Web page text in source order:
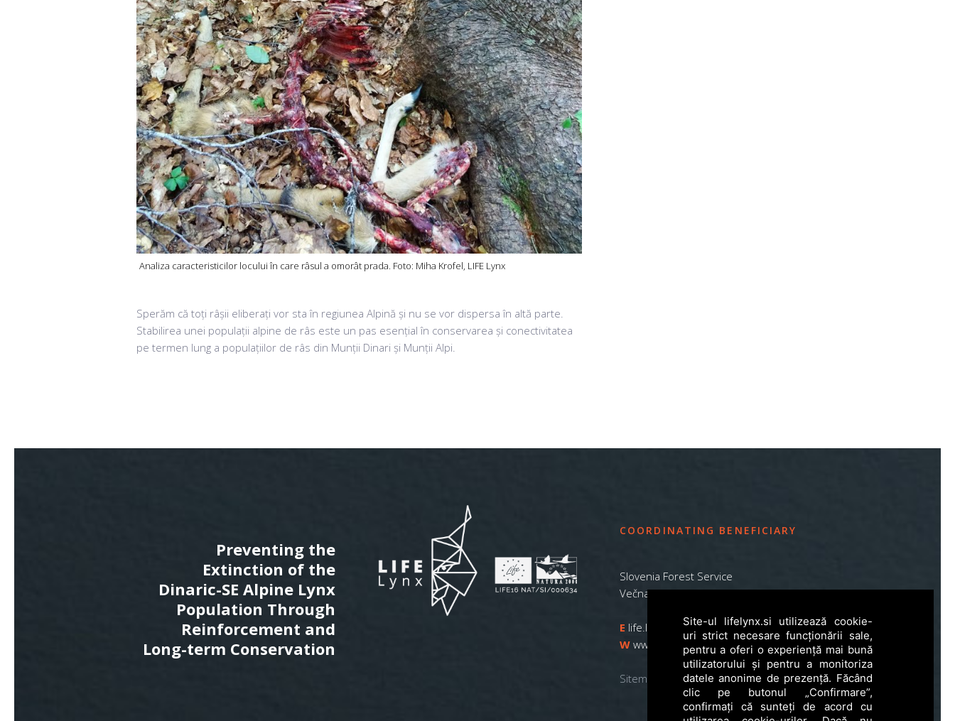
Analiza caracteristicilor locului în care râsul a omorât prada. Foto: Miha Krofel, LIFE Lynx
Sperăm că toți râșii eliberați vor sta în regiunea Alpină și nu se vor dispersa în altă parte.
Stabilirea unei populații alpine de râs este un pas esențial în conservarea și conectivitatea
pe termen lung a populațiilor de râs din Munții Dinari și Munții Alpi.
Preventing the
Extinction of the
Dinaric-SE Alpine Lynx
Population Through
Reinforcement and
Long-term Conservation
COORDINATING BENEFICIARY
Slovenia Forest Service
Večna pot 2, SI – 1000 Ljubljana
E life.lynx.eu@gmail.com
W www.zgs.si
Sitemap
Site-ul lifelynx.si utilizează cookie-
uri strict necesare funcționării sale,
pentru a oferi o experiență mai bună
utilizatorului și pentru a monitoriza
datele anonime de prezență. Făcând
clic pe butonul „Confirmare”,
confirmați că sunteți de acord cu